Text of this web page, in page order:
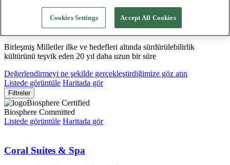
Sürdürülebilir modeller oluşturuyor ve iyi
uygulamaları tasdikliyoruz
Birleşmiş Milletler ilke ve hedefleri altında sürdürülebilirlik
kültürünü teşvik eden 20 yıl daha uzun bir süre
Değerlendirmeyi ne şekilde gerçekleştirdiğimize göz atın
Listede görüntüle Haritada gör
Filtreler
Biosphere Certified
Biosphere Committed
Listede görüntüle Haritada gör
Coral Suites & Spa
Cookies Settings Accept All Cookies